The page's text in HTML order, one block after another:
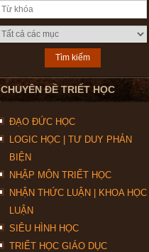
CHUYÊN ĐỀ TRIẾT HỌC
ĐẠO ĐỨC HỌC
LOGIC HỌC | TƯ DUY PHẢN
BIỆN
NHẬP MÔN TRIẾT HỌC
NHẬN THỨC LUẬN | KHOA HỌC
LUẬN
SIÊU HÌNH HỌC
TRIẾT HỌC GIÁO DỤC